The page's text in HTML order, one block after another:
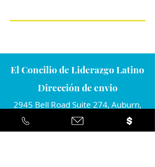
El Concilio de Liderazgo Latino
Dirección de envio
2945 Bell Road Suite 274, Auburn,
CA 95603